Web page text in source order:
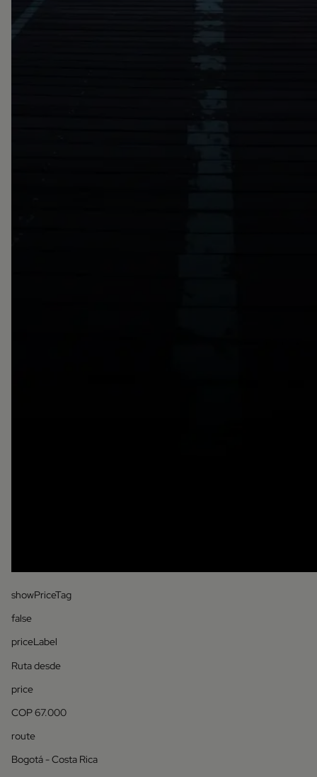
showPriceTag
false
priceLabel
Ruta desde
price
COP 67.000
route
Bogotá - Costa Rica